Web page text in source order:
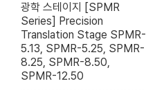
광학 스테이지 [SPMR
Series] Precision
Translation Stage SPMR-
5.13, SPMR-5.25, SPMR-
8.25, SPMR-8.50,
SPMR-12.50